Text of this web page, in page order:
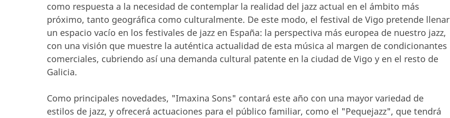
como respuesta a la necesidad de contemplar la realidad del jazz actual en el ámbito más
próximo, tanto geográfica como culturalmente. De este modo, el festival de Vigo pretende llenar
un espacio vacío en los festivales de jazz en España: la perspectiva más europea de nuestro jazz,
con una visión que muestre la auténtica actualidad de esta música al margen de condicionantes
comerciales, cubriendo así una demanda cultural patente en la ciudad de Vigo y en el resto de
Galicia.
Como principales novedades, "Imaxina Sons" contará este año con una mayor variedad de
estilos de jazz, y ofrecerá actuaciones para el público familiar, como el "Pequejazz", que tendrá